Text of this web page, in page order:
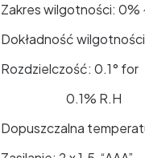
Zakres wilgotności: 0%
Dokładność
Rozdzielczość: 0.1° for
0.1% R.H
Dopuszczalna